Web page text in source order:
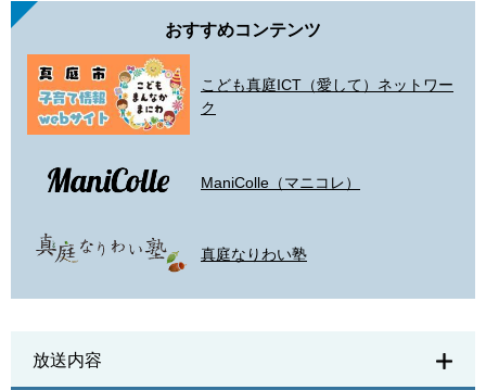
おすすめコンテンツ
こども真庭ICT（愛して）ネットワー
ク
ManiColle（マニコレ）
真庭なりわい塾
放送内容